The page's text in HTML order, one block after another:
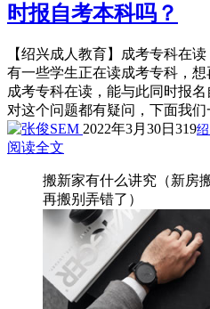
时报自考本科吗？
【绍兴成人教育】成考专科在
有一些学生正在读成考专科，
成考专科在读，能与此同时报
对这个问题都有疑问，下面我们
2022年3月30日 319
阅读全文
搬新家有什么讲究（新房
再搬别弄错了）